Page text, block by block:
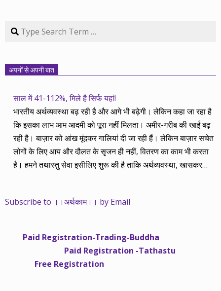
Search
अपनों से अपनी बात
साल में 41-112%, मिले है सिर्फ यहां!
भारतीय अर्थव्यवस्था बढ़ रही है और आगे भी बढ़ेगी। लेकिन कहा जा रहा है
कि इसका लाभ आम आदमी को पूरा नहीं मिलता। अमीर-गरीब की खाईं बढ़
रही है। बाज़ार को आंख मूंदकर गालियां दी जा रही हैं। लेकिन बाज़ार सचेत
लोगों के लिए आय और दौलत के सृजन ही नहीं, वितरण का काम भी करता
है। हमने तथास्तु सेवा इसीलिए शुरू की है ताकि अर्थव्यवस्था, खासकर
महंगाई की दर 10 प्रतिशत से ऊपर रहती है। वे भागकर जाते हैं सोने और
नहीं आती। खुद उनके कितने काम आएगी, यह भी पक्का नहीं। जो पिछले
साढ़े चार सालों से अर्थकाम से जुड़े हैं, वे हमारी ईमानदारी और सत्यनिष्ठा से
भलीभांति वाकिफ हैं। शुरू में हम भी कच्चे थे तो बाज़ार के उस्तादों के जाल
में फंस गए। गलतियां कीं। लेकिन जैसे ही समझ में आया, खटाक से उनसे
Subscribe to ।।अर्थकाम।। by Email
Paid Registration-Trading-Buddha
Paid Registration -Tathastu
Free Registration